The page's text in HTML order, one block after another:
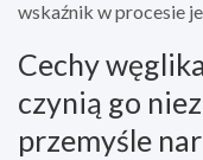
wskaźnik w procesie
Cechy
czynią go
przemyśle